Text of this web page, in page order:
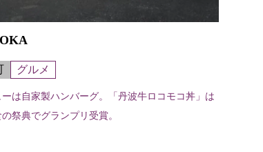
グルメ
は自家製ハンバーグ。「丹波牛ロコモコ丼」は
祭典でグランプリ受賞。